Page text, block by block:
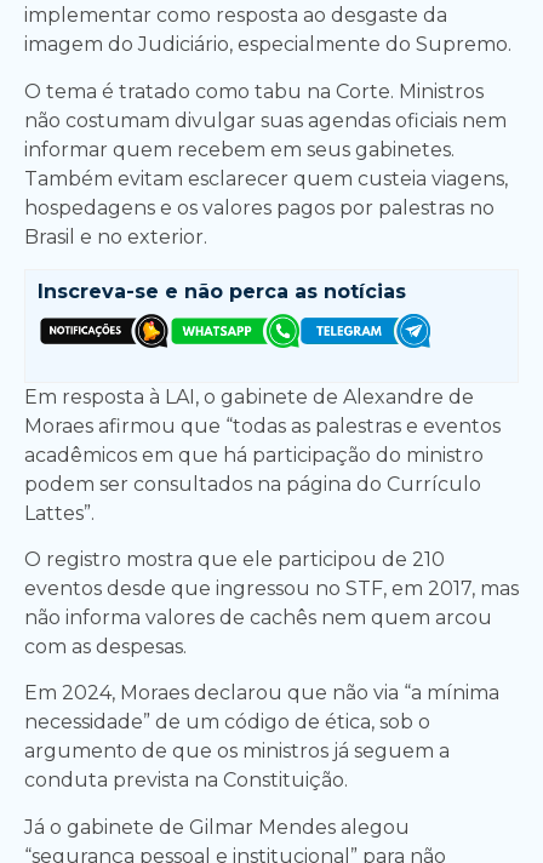
implementar como resposta ao desgaste da
imagem do Judiciário, especialmente do Supremo.
O tema é tratado como tabu na Corte. Ministros
não costumam divulgar suas agendas oficiais nem
informar quem recebem em seus gabinetes.
Também evitam esclarecer quem custeia viagens,
hospedagens e os valores pagos por palestras no
Brasil e no exterior.
Inscreva-se e não perca as notícias
Em resposta à LAI, o gabinete de Alexandre de
Moraes afirmou que “todas as palestras e eventos
acadêmicos em que há participação do ministro
podem ser consultados na página do Currículo
Lattes”.
O registro mostra que ele participou de 210
eventos desde que ingressou no STF, em 2017, mas
não informa valores de cachês nem quem arcou
com as despesas.
Em 2024, Moraes declarou que não via “a mínima
necessidade” de um código de ética, sob o
argumento de que os ministros já seguem a
conduta prevista na Constituição.
Já o gabinete de Gilmar Mendes alegou
“segurança pessoal e institucional” para não